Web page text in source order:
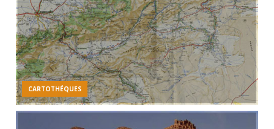
CARTOTHÉQUES